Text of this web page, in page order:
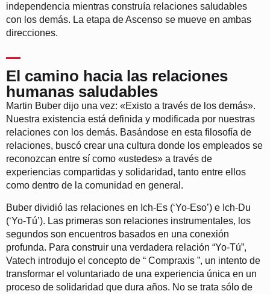
independencia mientras construía relaciones saludables
con los demás. La etapa de Ascenso se mueve en ambas
direcciones.
El camino hacia las relaciones
humanas saludables
Martin Buber dijo una vez: «Existo a través de los demás».
Nuestra existencia está definida y modificada por nuestras
relaciones con los demás. Basándose en esta filosofía de
relaciones, buscó crear una cultura donde los empleados se
reconozcan entre sí como «ustedes» a través de
experiencias compartidas y solidaridad, tanto entre ellos
como dentro de la comunidad en general.
Buber dividió las relaciones en Ich-Es (‘Yo-Eso’) e Ich-Du
(‘Yo-Tú’). Las primeras son relaciones instrumentales, los
segundos son encuentros basados en una conexión
profunda. Para construir una verdadera relación “Yo-Tú”,
Vatech introdujo el concepto de “ Compraxis ”, un intento de
transformar el voluntariado de una experiencia única en un
proceso de solidaridad que dura años. No se trata sólo de